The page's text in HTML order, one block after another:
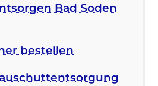
Bad Soden
bestellen